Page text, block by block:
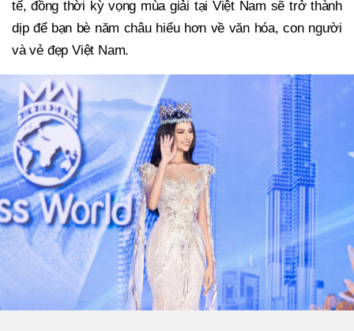
tế, đồng thời kỳ vọng mùa giải tại Việt Nam sẽ trở thành
dịp để bạn bè năm châu hiểu hơn về văn hóa, con người
và vẻ đẹp Việt Nam.